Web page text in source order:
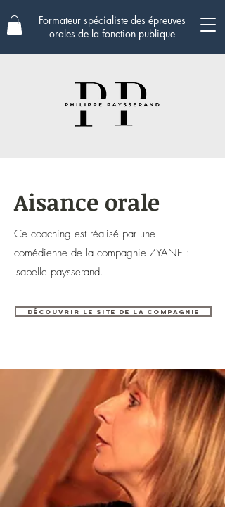
Formateur spécialiste des épreuves
orales de la fonction publique
Aisance orale
Ce coaching est réalisé par une
comédienne de la compagnie ZYANE :
Isabelle paysserand.
Découvrir le site de la compagnie